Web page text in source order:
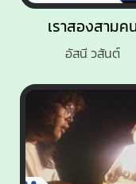
เราสองสามค
อัสนี วสันต์